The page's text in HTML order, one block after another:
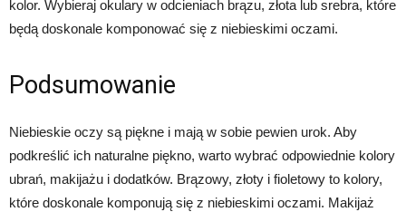
kolor. Wybieraj okulary w odcieniach brązu, złota lub srebra, które
będą doskonale komponować się z niebieskimi oczami.
Podsumowanie
Niebieskie oczy są piękne i mają w sobie pewien urok. Aby
podkreślić ich naturalne piękno, warto wybrać odpowiednie kolory
ubrań, makijażu i dodatków. Brązowy, złoty i fioletowy to kolory,
które doskonale komponują się z niebieskimi oczami. Makijaż